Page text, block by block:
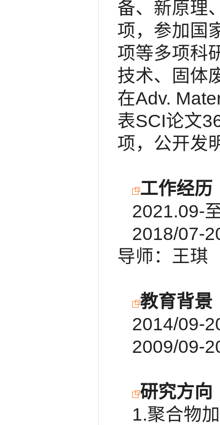
备、新原理
项，参加国
项等多项科
技术、固体
在Adv.
表SCI论文
项，公开发
工作经历
2021.09-
2018/07-
导师：王琪
教育背景
2014/09-
2009/09-
研究方向
1.聚合物